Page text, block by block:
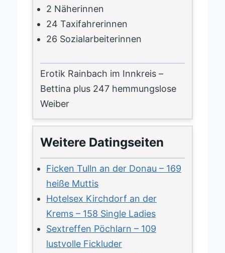
2 Näherinnen
24 Taxifahrerinnen
26 Sozialarbeiterinnen
Erotik Rainbach im Innkreis –
Bettina plus 247 hemmungslose
Weiber
Weitere Datingseiten
Ficken Tulln an der Donau – 169
heiße Muttis
Hotelsex Kirchdorf an der
Krems – 158 Single Ladies
Sextreffen Pöchlarn – 109
lustvolle Fickluder